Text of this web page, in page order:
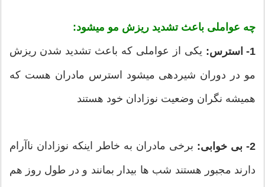
چه عواملی باعث تشدید ریزش مو میشود:
1- استرس: یکی از عواملی که باعث تشدید شدن ریزش
مو در دوران شیردهی میشود استرس مادران هست که
همیشه نگران وضعیت نوزادان خود هستند
2- بی خوابی: برخی مادران به خاطر اینکه نوزادان ناآرام
دارند مجبور هستند شب ها بیدار بمانند و در طول روز هم